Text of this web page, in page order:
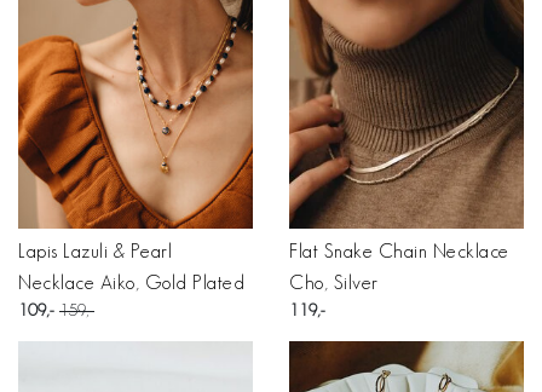
Lapis Lazuli & Pearl
Necklace Aiko, Gold Plated
109 159
Flat Snake Chain Necklace
Cho, Silver
119